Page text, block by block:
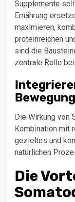
Supplemente
Ernährung
maximieren,
proteinreichen
sind die
zentrale Rolle
Bewegung
Die Wirkung von
Kombination mit
gezieltes und
natürlichen
Die